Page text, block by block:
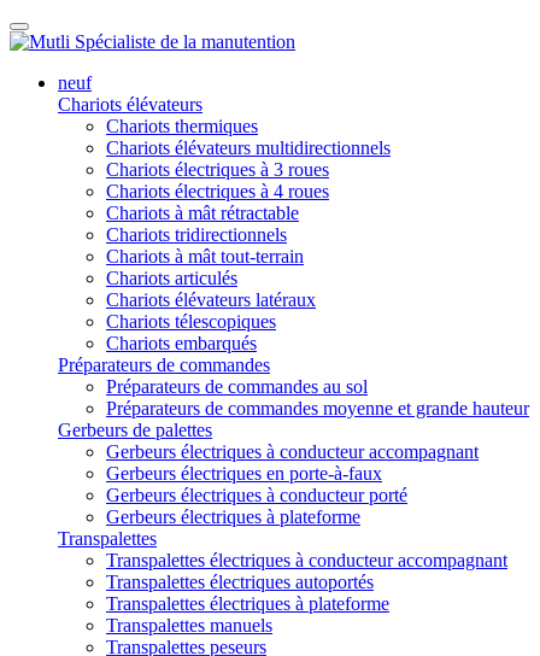
neuf
Chariots élévateurs
Chariots thermiques
Chariots élévateurs multidirectionnels
Chariots électriques à 3 roues
Chariots électriques à 4 roues
Chariots à mât rétractable
Chariots tridirectionnels
Chariots à mât tout-terrain
Chariots articulés
Chariots élévateurs latéraux
Chariots télescopiques
Chariots embarqués
Préparateurs de commandes
Préparateurs de commandes au sol
Préparateurs de commandes moyenne et grande hauteur
Gerbeurs de palettes
Gerbeurs électriques à conducteur accompagnant
Gerbeurs électriques en porte-à-faux
Gerbeurs électriques à conducteur porté
Gerbeurs électriques à plateforme
Transpalettes
Transpalettes électriques à conducteur accompagnant
Transpalettes électriques autoportés
Transpalettes électriques à plateforme
Transpalettes manuels
Transpalettes peseurs